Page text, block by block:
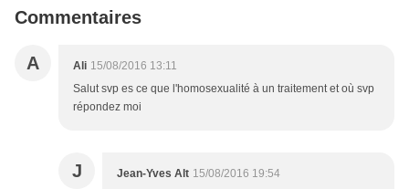
Commentaires
A Ali 15/08/2016 13:11
Salut svp es ce que l'homosexualité à un traitement et où svp
répondez moi
J Jean-Yves Alt 15/08/2016 19:54